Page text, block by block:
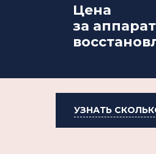
Цена
за
УЗНАТЬ